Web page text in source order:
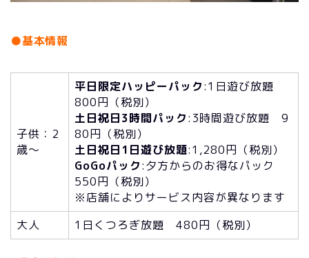
●基本情報
子供：2
歳～
平日限定ハッピーパック:1日遊び放題
800円（税別）
土日祝日3時間パック:3時間遊び放題 9
80円（税別）
土日祝日1日遊び放題:1,280円（税別）
GoGoパック:夕方からのお得なパック
550円（税別）
※店舗によりサービス内容が異なります
大人
1日くつろぎ放題 480円（税別）